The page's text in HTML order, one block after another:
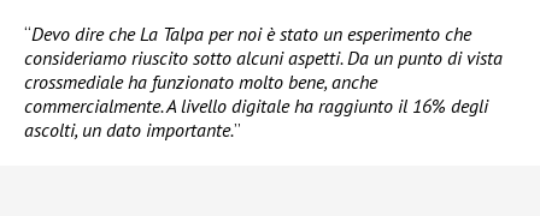
“Devo dire che La Talpa per noi è stato un esperimento che
consideriamo riuscito sotto alcuni aspetti. Da un punto di vista
crossmediale ha funzionato molto bene, anche
commercialmente. A livello digitale ha raggiunto il 16% degli
ascolti, un dato importante.”